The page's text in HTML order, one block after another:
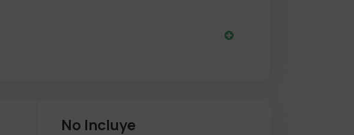
No Incluye